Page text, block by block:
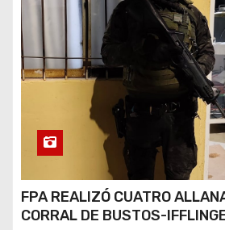
FPA REALIZÓ CUATRO
CORRAL DE BUSTOS-